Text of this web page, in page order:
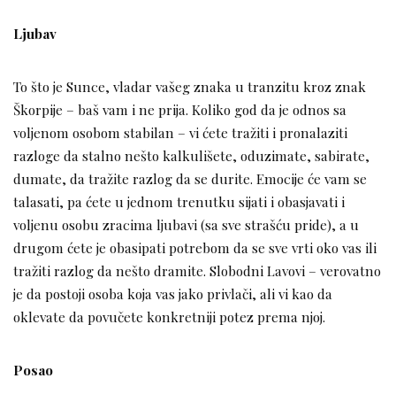
Ljubav
To što je Sunce, vladar vašeg znaka u tranzitu kroz znak
Škorpije – baš vam i ne prija. Koliko god da je odnos sa
voljenom osobom stabilan – vi ćete tražiti i pronalaziti
razloge da stalno nešto kalkulišete, oduzimate, sabirate,
dumate, da tražite razlog da se durite. Emocije će vam se
talasati, pa ćete u jednom trenutku sijati i obasjavati i
voljenu osobu zracima ljubavi (sa sve strašću pride), a u
drugom ćete je obasipati potrebom da se sve vrti oko vas ili
tražiti razlog da nešto dramite. Slobodni Lavovi – verovatno
je da postoji osoba koja vas jako privlači, ali vi kao da
oklevate da povučete konkretniji potez prema njoj.
Posao